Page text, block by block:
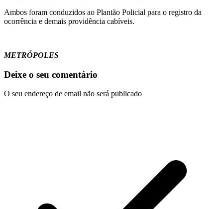
Ambos foram conduzidos ao Plantão Policial para o registro da
ocorrência e demais providência cabíveis.
METRÓPOLES
Deixe o seu comentário
O seu endereço de email não será publicado